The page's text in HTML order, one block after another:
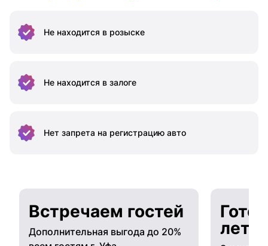
Не находится в розыске
Не находится в залоге
Нет запрета на регистрацию авто
Встречаем гостей
Дополнительная выгода до 20%